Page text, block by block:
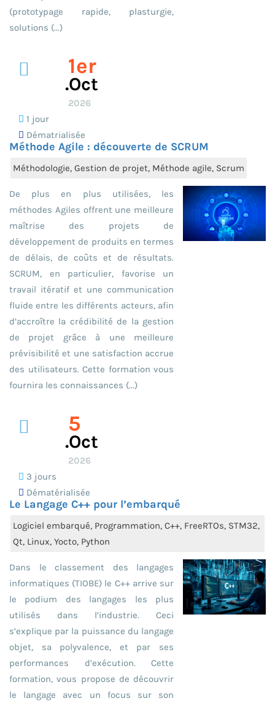
(prototypage rapide, plasturgie,
solutions (...)
1er
.oct
2026
1 jour
Dématrialisée
Méthode Agile : découverte de SCRUM
Méthodologie, Gestion de projet, Méthode agile, Scrum
De plus en plus utilisées, les
méthodes Agiles offrent une meilleure
maîtrise des projets de
développement de produits en termes
de délais, de coûts et de résultats.
SCRUM, en particulier, favorise un
travail itératif et une communication
fluide entre les différents acteurs, afin
d’accroître la crédibilité de la gestion
de projet grâce à une meilleure
prévisibilité et une satisfaction accrue
des utilisateurs. Cette formation vous
fournira les connaissances (...)
5
.oct
2026
3 jours
Dématérialisée
Le Langage C++ pour l’embarqué
Logiciel embarqué, Programmation, C++, FreeRTOs, STM32,
Qt, Linux, Yocto, Python
Dans le classement des langages
informatiques (TIOBE) le C++ arrive sur
le podium des langages les plus
utilisés dans l’industrie. Ceci
s’explique par la puissance du langage
objet, sa polyvalence, et par ses
performances d’exécution. Cette
formation, vous propose de découvrir
le langage avec un focus sur son